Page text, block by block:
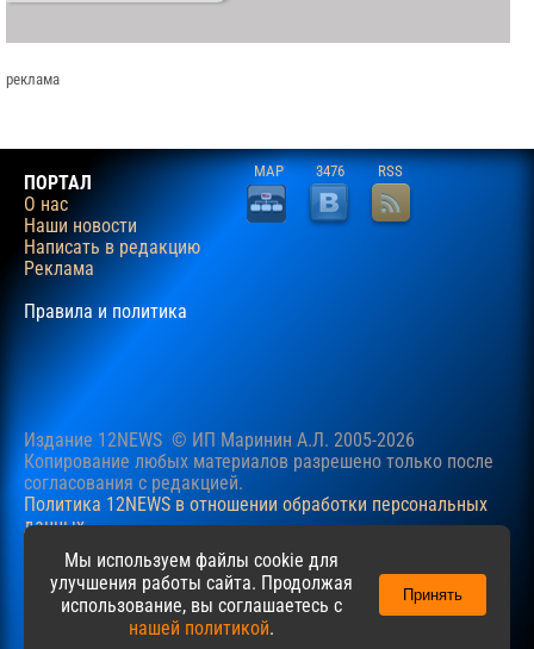
реклама
ПОРТАЛ
О нас
Наши новости
Написать в редакцию
Реклама
Правила и политика
MAP 3476 RSS
Издание 12NEWS © ИП Маринин А.Л. 2005-2026
Копирование любых материалов разрешено только после
согласования c редакцией.
Политика 12NEWS в отношении обработки персональных
данных
Наш сайт использует файлы cookie для учучшения
пользовательского опыта. Продолжая просматривать сайт,
вы соглашаетесь с нашейПолитикойв отношении файлов
Мы используем файлы cookie для
улучшения работы сайта. Продолжая
использование, вы соглашаетесь с
нашей политикой.
Принять